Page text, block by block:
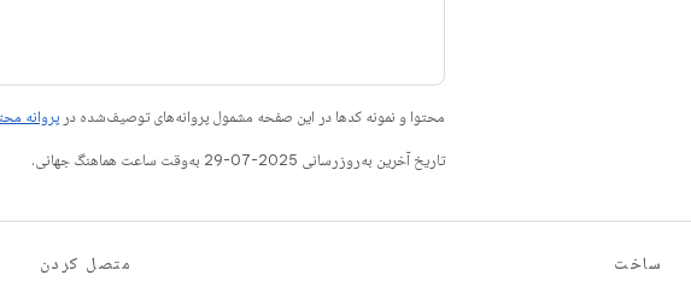
محتوا و نمونه کدها در این صفحه مشمول پروانه‌های توصیف‌شده در پروانه
تاریخ آخرین به‌روزرسانی 2025-07-29 به‌وقت ساعت هماهنگ جهانی.
ساخت متصل کردن